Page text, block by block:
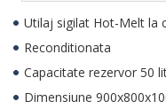
Utilaj sigilat Hot-Melt la
Reconditionata
Capacitate rezervor 50
Dimensiune